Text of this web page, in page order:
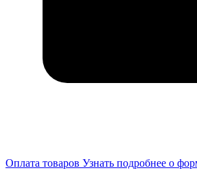
Оплата товаров Узнать подробнее о